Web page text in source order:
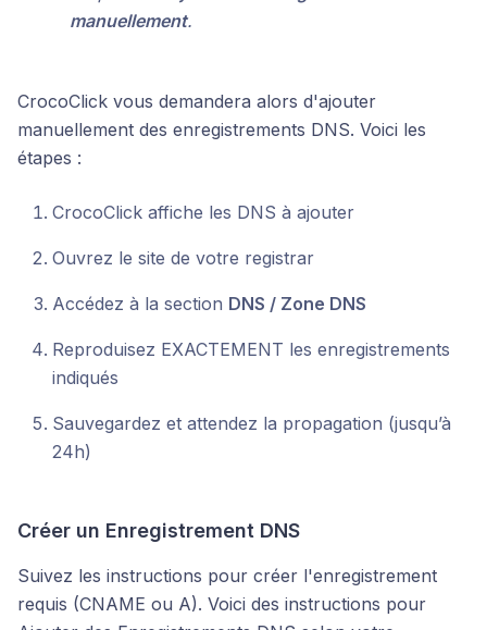
manuellement.
CrocoClick vous demandera alors d'ajouter
manuellement des enregistrements DNS. Voici les
étapes :
CrocoClick affiche les DNS à ajouter
Ouvrez le site de votre registrar
Accédez à la section DNS / Zone DNS
Reproduisez EXACTEMENT les enregistrements
indiqués
Sauvegardez et attendez la propagation (jusqu’à
24h)
Créer un Enregistrement DNS
Suivez les instructions pour créer l'enregistrement
requis (CNAME ou A). Voici des instructions pour